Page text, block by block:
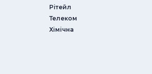
Рітейл
Телеком
Хімічна